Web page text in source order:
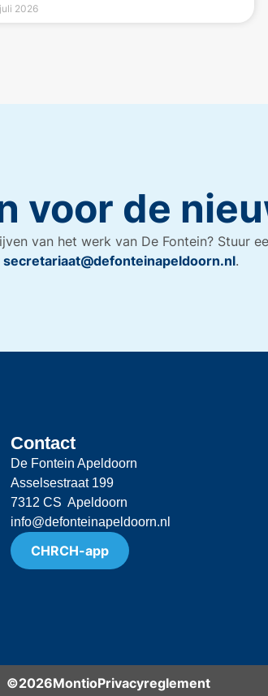
2026
voor de
van het werk van De Fontein? Stuur
secretariaat@defonteinapeldoorn.nl.
Contact
De Fontein Apeldoorn
Asselsestraat 199
7312 CS Apeldoorn
info@defonteinapeldoorn.nl
CHRCH-app
©2026MontioPrivacyreglement